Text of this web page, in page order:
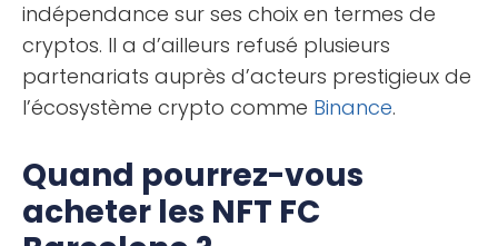
indépendance sur ses choix en termes de
cryptos. Il a d’ailleurs refusé plusieurs
partenariats auprès d’acteurs prestigieux de
l’écosystème crypto comme Binance.
Quand pourrez-vous
acheter les NFT FC